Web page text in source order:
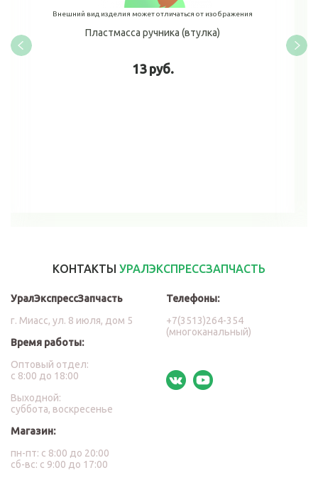
Внешний вид изделия может отличаться от изображения
Пластмасса ручника (втулка)
13 руб.
КОНТАКТЫ УРАЛЭКСПРЕССЗАПЧАСТЬ
УралЭкспрессЗапчасть
г. Миасс, ул. 8 июля, дом 5
Время работы:
Оптовый отдел:
с 8:00 до 18:00
Выходной:
суббота, воскресенье
Магазин:
пн-пт: с 8:00 до 20:00
сб-вс: с 9:00 до 17:00
Телефоны:
+7(3513)264-354
(многоканальный)